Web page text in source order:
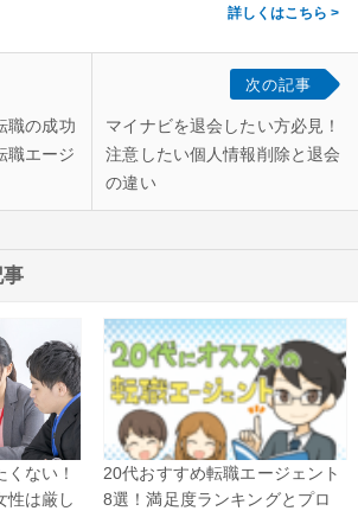
詳しくはこちら
職の成功
職エージ
次の記事
マイナビを退会したい方必見！
注意したい個人情報削除と退会
の違い
ない！
性は厳し
20代おすすめ転職エージェント
8選！満足度ランキングとプロ